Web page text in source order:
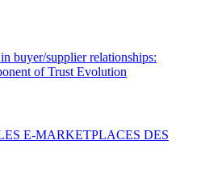
buyer/supplier relationships:
of Trust Evolution
E-MARKETPLACES DES